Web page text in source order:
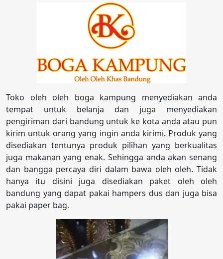
Toko oleh oleh boga kampung menyediakan anda
tempat untuk belanja dan juga menyediakan
pengiriman dari bandung untuk ke kota anda atau pun
kirim untuk orang yang ingin anda kirimi. Produk yang
disediakan tentunya produk pilihan yang berkualitas
juga makanan yang enak. Sehingga anda akan senang
dan bangga percaya diri dalam bawa oleh oleh. Tidak
hanya itu disini juga disediakan paket oleh oleh
bandung yang dapat pakai hampers dus dan juga bisa
pakai paper bag.